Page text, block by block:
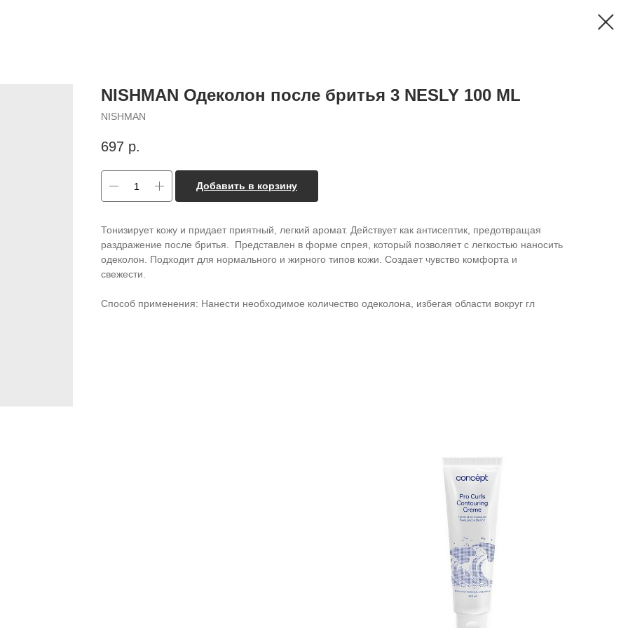
NISHMAN Одеколон после бритья 3 NESLY 100 ML
NISHMAN
697 р.
Добавить в корзину
Тонизирует кожу и придает приятный, легкий аромат. Действует как антисептик, предотвращая
раздражение после бритья. Представлен в форме спрея, который позволяет с легкостью наносить
одеколон. Подходит для нормального и жирного типов кожи. Создает чувство комфорта и
свежести.
Способ применения: Нанести необходимое количество одеколона, избегая области вокруг гл